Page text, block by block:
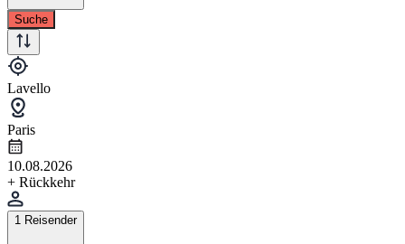
Suche
Lavello
Paris
10.08.2026
+ Rückkehr
1 Reisender